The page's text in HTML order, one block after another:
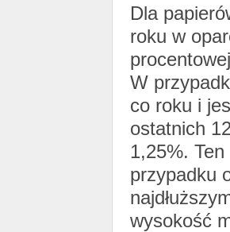
Dla
roku w
W
co roku i
ostatnich
1,25%.
przypadku
wysokość